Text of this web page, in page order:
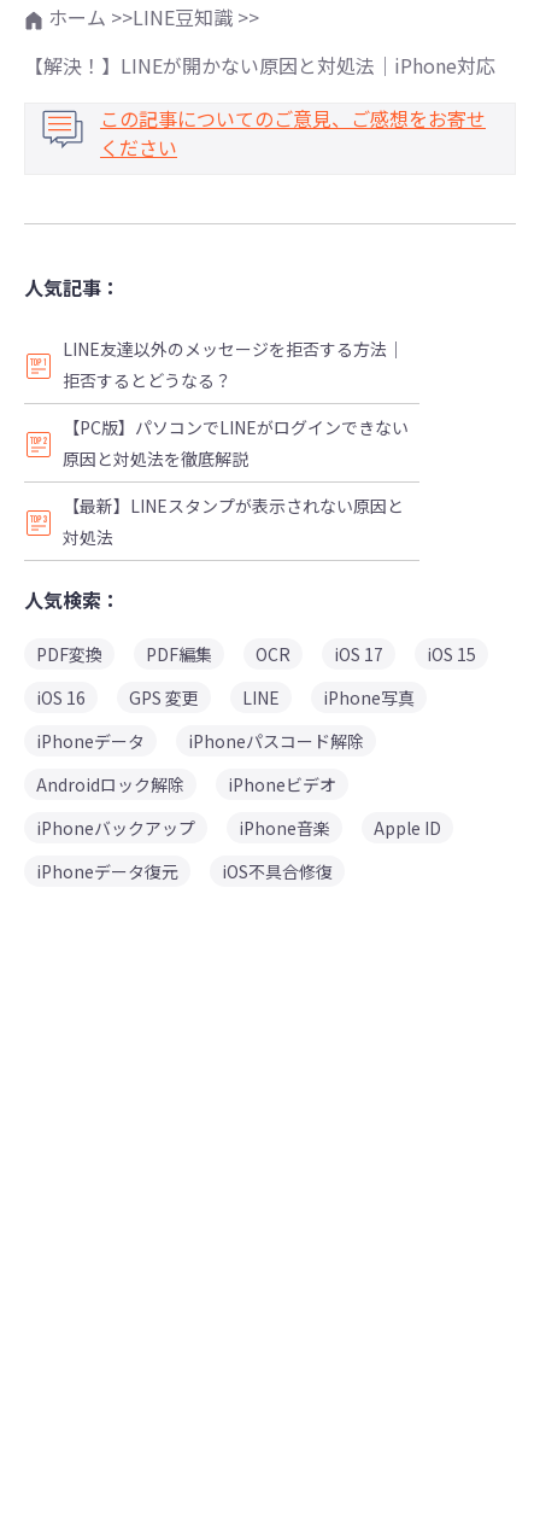
ホーム >>LINE豆知識 >>
【解決！】LINEが開かない原因と対処法｜iPhone対応
この記事についてのご意見、ご感想をお寄せ
ください
人気記事：
LINE友達以外のメッセージを拒否する方法｜
拒否するとどうなる？
【PC版】パソコンでLINEがログインできない
原因と対処法を徹底解説
【最新】LINEスタンプが表示されない原因と
対処法
人気検索：
PDF変換 PDF編集 OCR iOS 17
iOS 15
iOS 16
GPS 変更 LINE
iPhone写真
iPhoneデータ
iPhoneパスコード解除
Androidロック解除
iPhoneビデオ
iPhoneバックアップ
iPhone音楽
Apple ID
iPhoneデータ復元
iOS不具合修復